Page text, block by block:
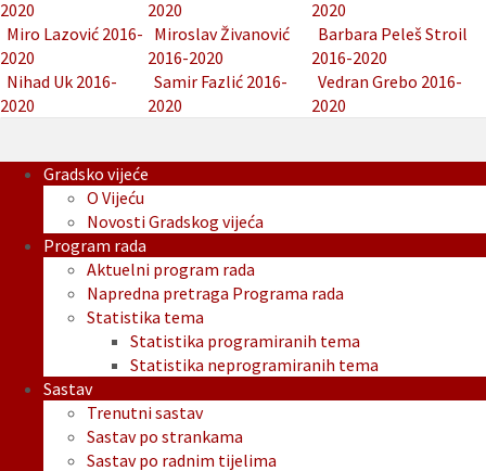
2020 2020
2020
Miro Lazović 2016-
2020
Miroslav Živanović
2016-2020
Barbara Peleš Stroil
2016-2020
Nihad Uk 2016-
2020
Samir Fazlić 2016-
2020
Vedran Grebo 2016-
2020
Gradsko vijeće
O Vijeću
Novosti Gradskog vijeća
Program rada
Aktuelni program rada
Napredna pretraga Programa rada
Statistika tema
Statistika programiranih tema
Statistika neprogramiranih tema
Sastav
Trenutni sastav
Sastav po strankama
Sastav po radnim tijelima